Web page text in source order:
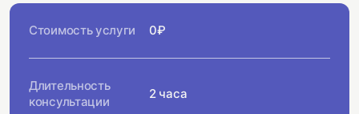
Стоимость услуги 0₽
Длительность
консультации
2 часа